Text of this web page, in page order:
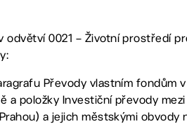
odvětví 0021 – Životní prostředí
Převody vlastním fondům
a položky Investiční převody
a jejich městskými obvody